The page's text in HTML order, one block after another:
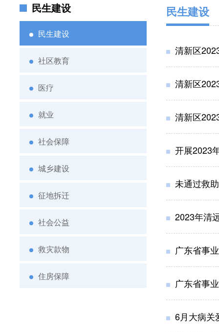
民生建设
民生建设
社区教育
医疗
就业
社会保障
城乡建设
征地拆迁
社会公益
救灾款物
住房保障
民生建设
清新区
清新区
清新区
开展2023
未通过救
2023年清
广东省事
广东省事
6月大病关